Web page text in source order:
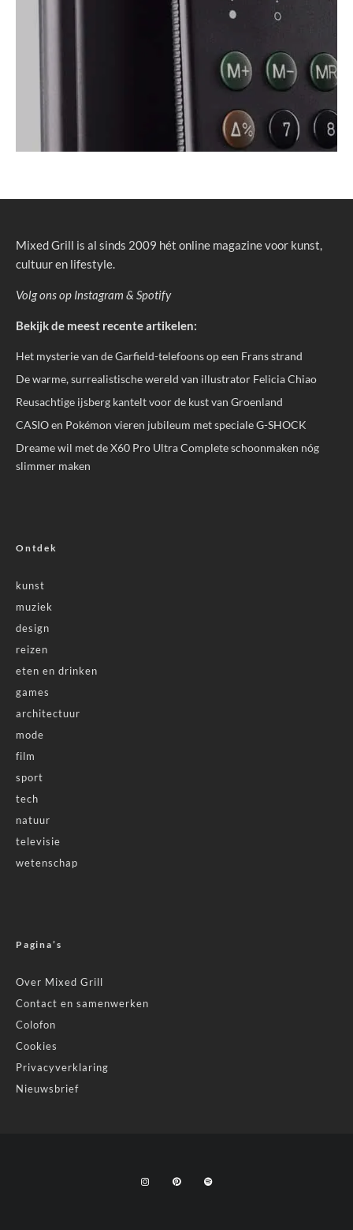
Mixed Grill is al sinds 2009 hét online magazine voor kunst,
cultuur en lifestyle.
Volg ons op Instagram & Spotify
Bekijk de meest recente artikelen:
Het mysterie van de Garfield-telefoons op een Frans strand
De warme, surrealistische wereld van illustrator Felicia Chiao
Reusachtige ijsberg kantelt voor de kust van Groenland
CASIO en Pokémon vieren jubileum met speciale G-SHOCK
Dreame wil met de X60 Pro Ultra Complete schoonmaken nóg
slimmer maken
Ontdek
kunst
muziek
design
reizen
eten en drinken
games
architectuur
mode
film
sport
tech
natuur
televisie
wetenschap
Pagina’s
Over Mixed Grill
Contact en samenwerken
Colofon
Cookies
Privacyverklaring
Nieuwsbrief